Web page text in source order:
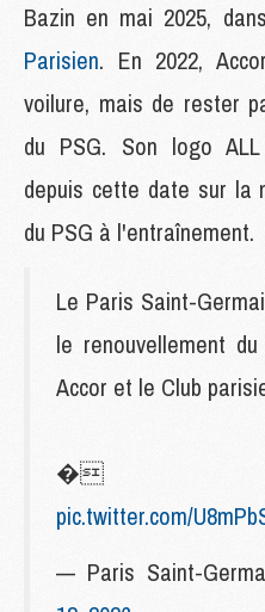
Bazin en mai 2025,
Parisien. En 2022,
voilure, mais de rester
du PSG. Son logo
depuis cette date sur la
du PSG à l'entraînement.
Le Paris Saint-
le renouvellement
Accor et le Club
�
pic.twitter.com/
— Paris Saint-